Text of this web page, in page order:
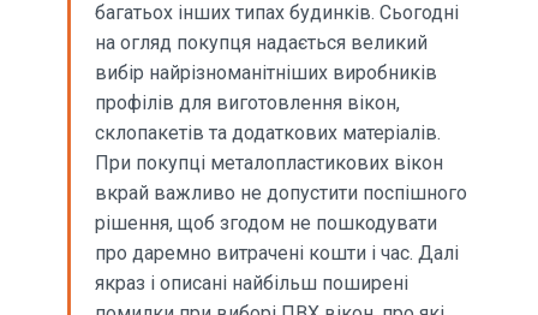
багатьох інших типах будинків. Сьогодні
на огляд покупця надається великий
вибір найрізноманітніших виробників
профілів для виготовлення вікон,
склопакетів та додаткових матеріалів.
При покупці металопластикових вікон
вкрай важливо не допустити поспішного
рішення, щоб згодом не пошкодувати
про даремно витрачені кошти і час. Далі
якраз і описані найбільш поширені